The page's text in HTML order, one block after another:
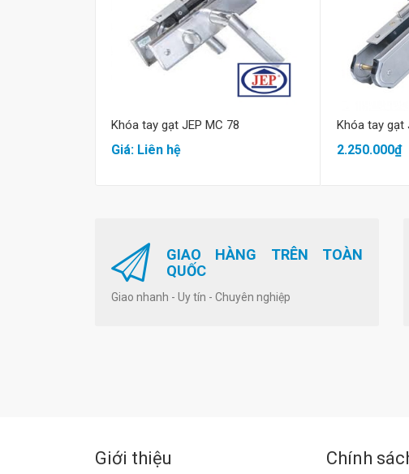
Mua hàng
Khóa tay gạt JEP MC 78
Giá: Liên hệ
Khóa tay gạt
2.250.000₫
GIAO HÀNG TRÊN TOÀN
QUỐC
Giao nhanh - Uy tín - Chuyên nghiệp
Giới thiệu Chính